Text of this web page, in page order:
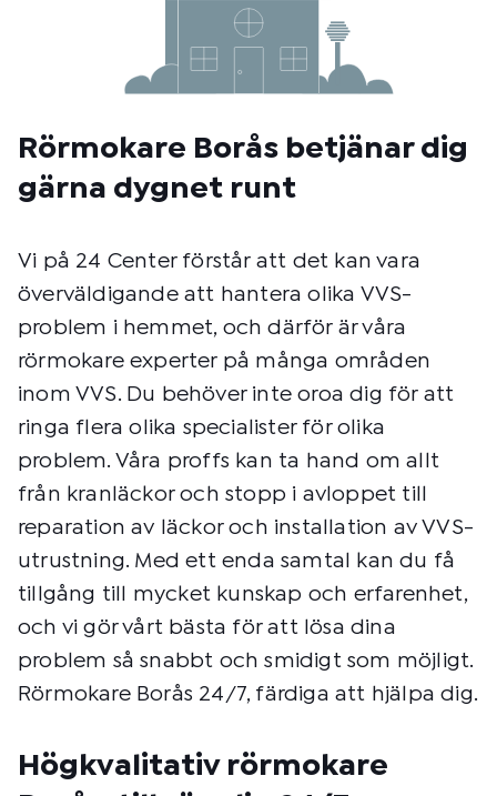
Rörmokare Borås betjänar dig
gärna dygnet runt
Vi på 24 Center förstår att det kan vara
överväldigande att hantera olika VVS-
problem i hemmet, och därför är våra
rörmokare experter på många områden
inom VVS. Du behöver inte oroa dig för att
ringa flera olika specialister för olika
problem. Våra proffs kan ta hand om allt
från kranläckor och stopp i avloppet till
reparation av läckor och installation av VVS-
utrustning. Med ett enda samtal kan du få
tillgång till mycket kunskap och erfarenhet,
och vi gör vårt bästa för att lösa dina
problem så snabbt och smidigt som möjligt.
Rörmokare Borås 24/7, färdiga att hjälpa dig.
Högkvalitativ rörmokare